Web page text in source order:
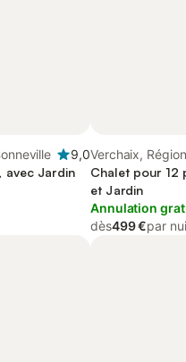
9,0
avec Jardin
Verchaix,
Chalet pour 12
et Jardin
Annulation
dès499 €par